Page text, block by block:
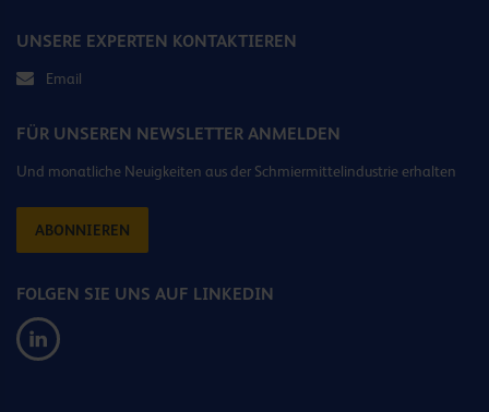
UNSERE EXPERTEN KONTAKTIEREN
Email
FÜR UNSEREN NEWSLETTER ANMELDEN
Und monatliche Neuigkeiten aus der Schmiermittelindustrie erhalten
ABONNIEREN
FOLGEN SIE UNS AUF LINKEDIN